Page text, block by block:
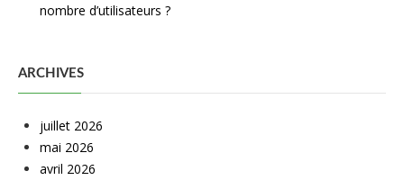
nombre d’utilisateurs ?
ARCHIVES
juillet 2026
mai 2026
avril 2026